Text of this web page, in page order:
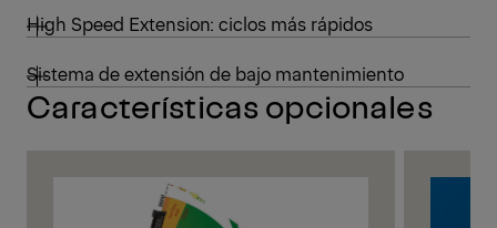
High Speed Extension: ciclos más rápidos
Sistema de extensión de bajo mantenimiento
Características opcionales